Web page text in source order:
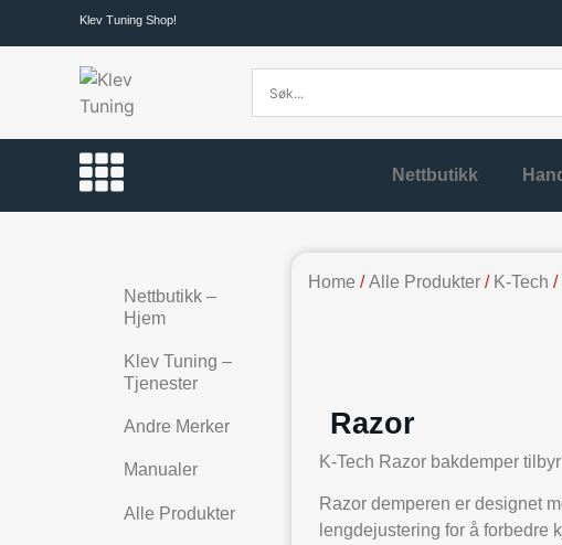
Klev Tuning Shop!
Nettbutikk
Nettbutikk –
Hjem
Klev Tuning –
Tjenester
Andre Merker
Manualer
Alle Produkter
Home /Alle Produkter / K-Tech /
Razor
K-Tech Razor bakdemper
Razor demperen er designet
lengdejustering for å forbedre